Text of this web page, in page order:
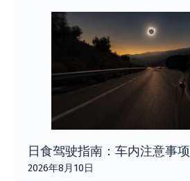
日食驾驶指南：车内注意事项
2026年8月10日